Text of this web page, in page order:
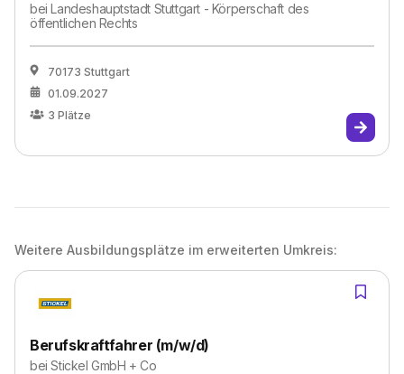
beiLandeshauptstadt Stuttgart - Körperschaft des
öffentlichen Rechts
70173 Stuttgart
01.09.2027
3 Plätze
Weitere Ausbildungsplätze im erweiterten Umkreis:
Berufskraftfahrer (m/w/d)
beiStickel GmbH + Co